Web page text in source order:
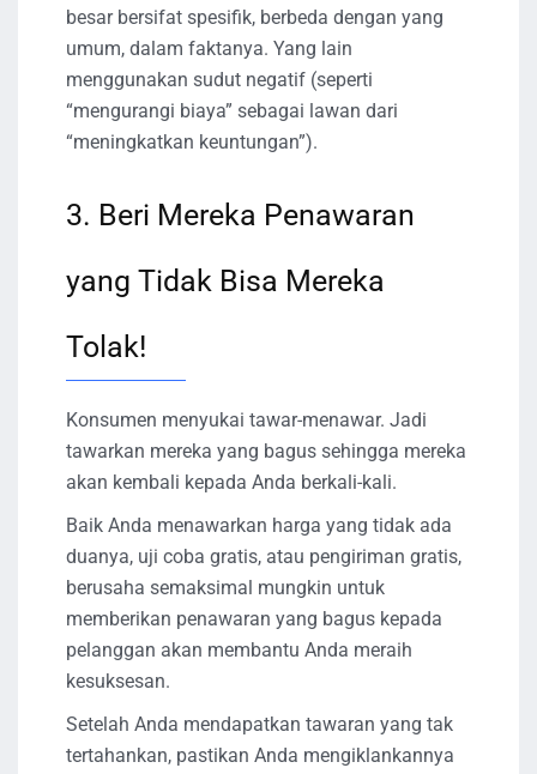
besar bersifat spesifik, berbeda dengan yang
umum, dalam faktanya. Yang lain
menggunakan sudut negatif (seperti
“mengurangi biaya” sebagai lawan dari
“meningkatkan keuntungan”).
3. Beri Mereka Penawaran
yang Tidak Bisa Mereka
Tolak!
Konsumen menyukai tawar-menawar. Jadi
tawarkan mereka yang bagus sehingga mereka
akan kembali kepada Anda berkali-kali.
Baik Anda menawarkan harga yang tidak ada
duanya, uji coba gratis, atau pengiriman gratis,
berusaha semaksimal mungkin untuk
memberikan penawaran yang bagus kepada
pelanggan akan membantu Anda meraih
kesuksesan.
Setelah Anda mendapatkan tawaran yang tak
tertahankan, pastikan Anda mengiklankannya